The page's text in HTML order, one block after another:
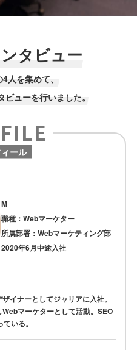
タビュー
人を集めて、
ューを行いました。
ール
M
職種：Webマーケター
所属部署：Webマーケティング部
2020年6月中途入社
イナーとしてジャリアに入社。
マーケターとして活動。SEO
いる。